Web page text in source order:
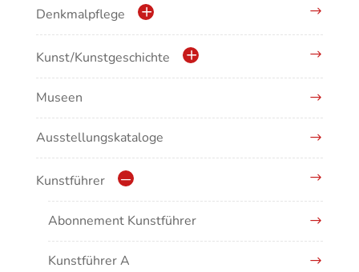
Denkmalpflege
Kulturdenkmale in Baden-Württemberg
Kunst/Kunstgeschichte
Antike/Mittelalter
Renaissance/Barock/19. Jahrhundert
Moderne/Gegenwartskunst
Übergreifende Darstellungen
Museen
Ausstellungskataloge
Kunstführer
Abonnement Kunstführer
Kunstführer A